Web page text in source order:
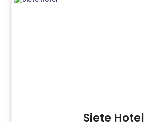
Siete Hotel